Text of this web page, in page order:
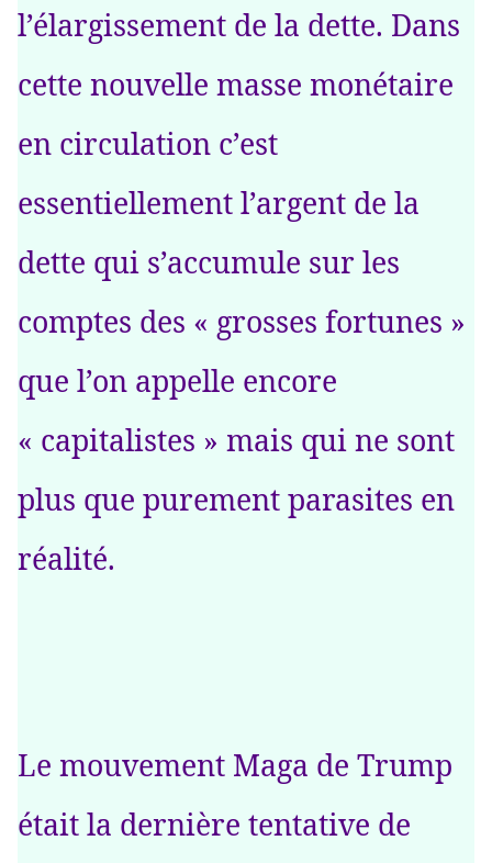
l’élargissement de la dette. Dans
cette nouvelle masse monétaire
en circulation c’est
essentiellement l’argent de la
dette qui s’accumule sur les
comptes des « grosses fortunes »
que l’on appelle encore
« capitalistes » mais qui ne sont
plus que purement parasites en
réalité.
Le mouvement Maga de Trump
était la dernière tentative de